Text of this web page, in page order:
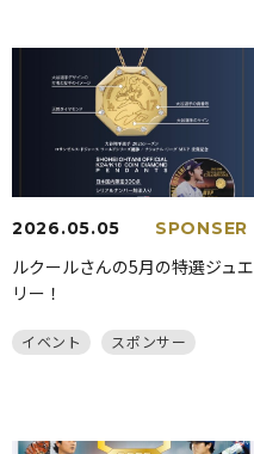
2026.05.05 SPONSER
ルクールさんの5月の特選ジュエ
リー！
イベント スポンサー